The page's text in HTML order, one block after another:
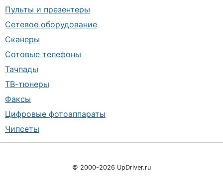
Пульты и презентеры
Сетевое оборудование
Сканеры
Сотовые телефоны
Тачпады
ТВ-тюнеры
Факсы
Цифровые фотоаппараты
Чипсеты
© 2000-2026 UpDriver.ru